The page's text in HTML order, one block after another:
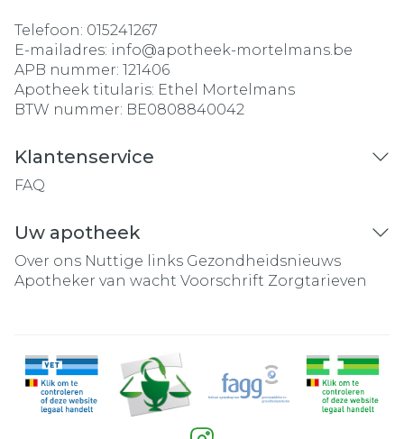
Telefoon: 015241267
E-mailadres: info@apotheek-mortelmans.be
APB nummer: 121406
Apotheek titularis: Ethel Mortelmans
BTW nummer: BE0808840042
Klantenservice
FAQ
Uw apotheek
Over ons Nuttige links Gezondheidsnieuws
Apotheker van wacht Voorschrift Zorgtarieven